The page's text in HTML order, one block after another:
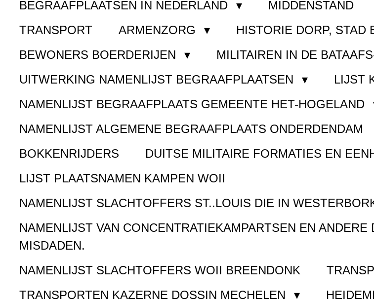
BEGRAAFPLAATSEN IN NEDERLAND
MIDDENSTAND
TRANSPORT
ARMENZORG
HISTORIE DORP, STAD
BEWONERS BOERDERIJEN
MILITAIREN IN DE
UITWERKING NAMENLIJST BEGRAAFPLAATSEN
LIJST
NAMENLIJST BEGRAAFPLAATS GEMEENTE HET-HOGELAND
NAMENLIJST ALGEMENE BEGRAAFPLAATS ONDERDENDAM
BOKKENRIJDERS
DUITSE MILITAIRE FORMATIES EN
LIJST PLAATSNAMEN KAMPEN WOII
NAMENLIJST SLACHTOFFERS ST..LOUIS DIE IN
NAMENLIJST VAN CONCENTRATIEKAMPARTSEN EN
MISDADEN.
NAMENLIJST SLACHTOFFERS WOII BREENDONK
TRANSPORTEN KAZERNE DOSSIN MECHELEN